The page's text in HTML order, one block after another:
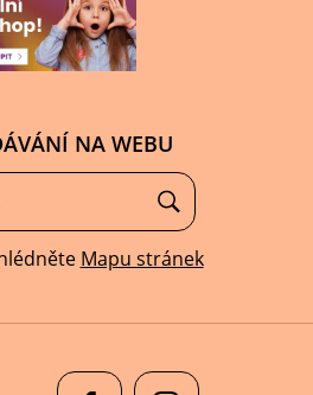
NA WEBU
Mapu stránek